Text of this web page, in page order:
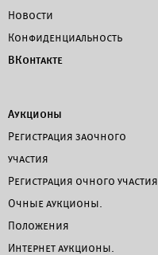
Новости
Конфиденциальность
ВКонтакте
Аукционы
Регистрация заочного
участия
Регистрация очного участия
Очные аукционы.
Положения
Интернет аукционы.